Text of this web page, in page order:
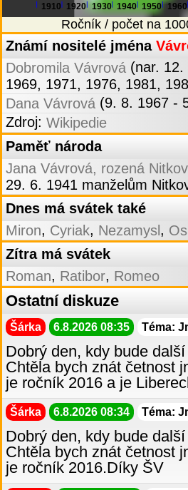
1910 1920 1930 1940 1950 1960
Ročník / počet na
Známí nositelé jména
Dobromila Vávrová (nar. 12.
1969, 1971, 1976, 1981,
Dana Vávrová (9. 8. 1967 -
Zdroj: Wikipedie
Paměť národa
Jana Vávrová, rozená
29. 6. 1941 manželům
Dnes má svátek také
Miron, Cyriak, Nezamysl ,
Zítra má svátek
Roman, Ratibor, Romeo
Ostatní diskuze
Šárka 6.8.2026 08:35 Téma:
Dobrý den, kdy bude
Chtěla bych znát četnost
je ročník 2016 a je
Šárka 6.8.2026 08:34 Téma:
Dobrý den, kdy bude
Chtěla bych znát četnost
je ročník 2016.Díky ŠV